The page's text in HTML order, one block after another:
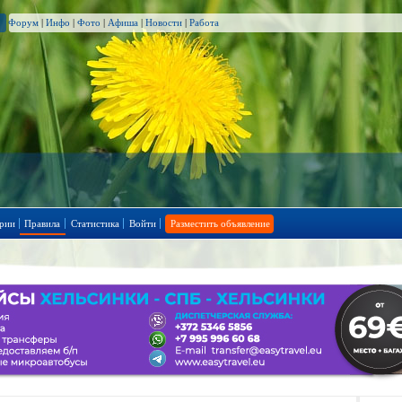
Форум | Инфо | Фото | Афиша | Новости | Работа
Правила Статистика Войти Разместить объявление